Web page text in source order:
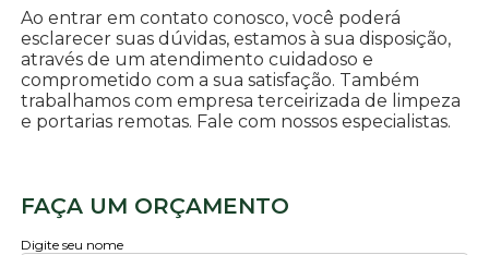
Ao entrar em contato conosco, você poderá
esclarecer suas dúvidas, estamos à sua disposição,
através de um atendimento cuidadoso e
comprometido com a sua satisfação. Também
trabalhamos com empresa terceirizada de limpeza
e portarias remotas. Fale com nossos especialistas.
FAÇA UM ORÇAMENTO
Digite seu nome